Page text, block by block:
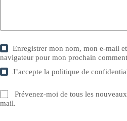
Enregistrer mon nom, mon e-mail
navigateur pour mon prochain
J’accepte lapolitique de
Prévenez-moi de tous les
mail.